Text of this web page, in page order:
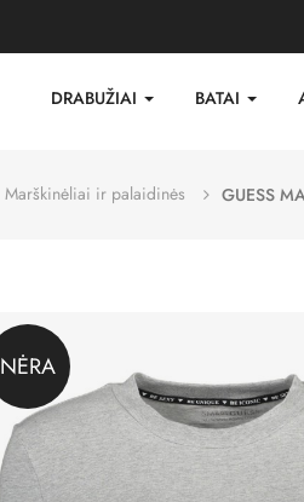
DRABUŽIAI BATAI
Marškinėliai ir palaidinės GUESS
NĖRA